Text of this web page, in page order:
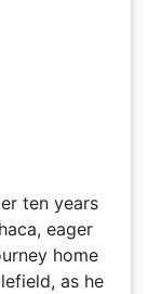
ten years
eager
home
as he